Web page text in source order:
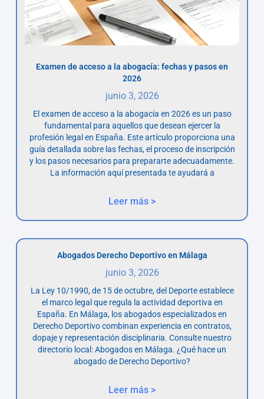
Examen de acceso a la abogacía: fechas y pasos en
2026
junio 3, 2026
El examen de acceso a la abogacía en 2026 es un paso
fundamental para aquellos que desean ejercer la
profesión legal en España. Este artículo proporciona una
guía detallada sobre las fechas, el proceso de inscripción
y los pasos necesarios para prepararte adecuadamente.
La información aquí presentada te ayudará a
Leer más >
Abogados Derecho Deportivo en Málaga
junio 3, 2026
La Ley 10/1990, de 15 de octubre, del Deporte establece
el marco legal que regula la actividad deportiva en
España. En Málaga, los abogados especializados en
Derecho Deportivo combinan experiencia en contratos,
dopaje y representación disciplinaria. Consulte nuestro
directorio local: Abogados en Málaga. ¿Qué hace un
abogado de Derecho Deportivo?
Leer más >